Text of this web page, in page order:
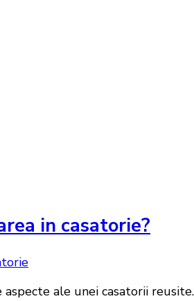
in casatorie?
ale unei casatorii